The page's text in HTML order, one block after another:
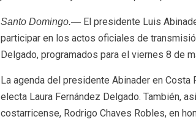
Santo Domingo.—El presidente Luis
participar en los actos oficiales de
Delgado, programados para el viernes 8 de
La agenda del presidente Abinader en Costa
electa Laura Fernández Delgado. También,
costarricense, Rodrigo Chaves Robles, en